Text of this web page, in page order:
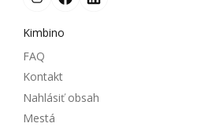
Kimbino
FAQ
Kontakt
Nahlásiť obsah
Mestá